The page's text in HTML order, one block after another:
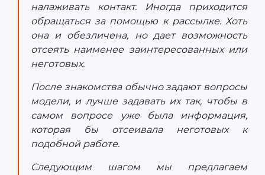
налаживать контакт. Иногда приходится
обращаться за помощью к рассылке. Хоть
она и обезличена, но дает возможность
отсеять наименее заинтересованных или
неготовых.
После знакомства обычно задают вопросы
модели, и лучше задавать их так, чтобы в
самом вопросе уже была информация,
которая бы отсеивала неготовых к
подобной работе.
Следующим шагом мы предлагаем